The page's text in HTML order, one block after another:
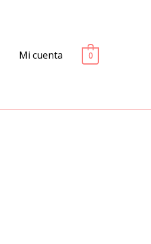
Mi cuenta 0